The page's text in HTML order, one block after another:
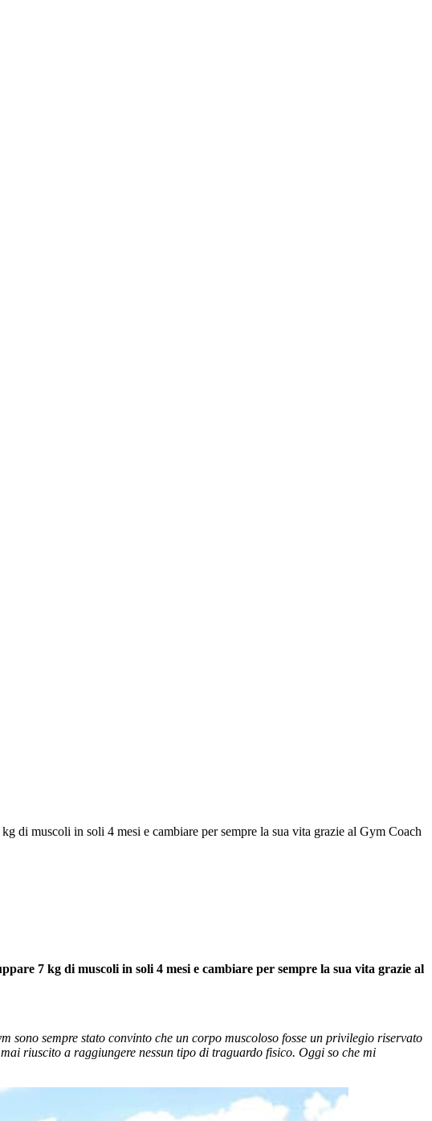
di muscoli in soli 4 mesi e cambiare per sempre la sua vita grazie al Gym Coach
7 kg di muscoli in soli 4 mesi e cambiare per sempre la sua vita grazie al
sono sempre stato convinto che un corpo muscoloso fosse un privilegio riservato
riuscito a raggiungere nessun tipo di traguardo fisico. Oggi so che mi